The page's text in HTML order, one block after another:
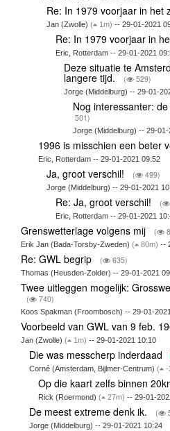
Re: In 1979 voorjaar in het
Jan (Zwolle)( 1m) -- 29-01-2021
Re: In 1979 voorjaar in
Eric, Rotterdam -- 29-01-2021
Deze situatie te
langere tijd. ( 529)
Jorge (Middelburg) -- 29-01-
Nog interessanter:
501)
Jorge (Middelburg) -- 29-01-
1996 is misschien een beter
Eric, Rotterdam -- 29-01-2021 09:52
Ja, groot verschil! ( 499)
Jorge (Middelburg) -- 29-01-2021
Re: Ja, groot verschil! (
Eric, Rotterdam -- 29-01-2021
Grenswetterlage volgens mij (
Erik Jan (Bada-Torsby-Zweden) ( 80m) --
Re: GWL begrip ( 635)
Thomas (Heusden-Zolder) -- 29-01-2021
Twee uitleggen mogelijk:
( 740)
Koos Spakman (Froombosch) -- 29-01-
Voorbeeld van GWL van 9 feb.
Jan (Zwolle) ( 1m) -- 29-01-2021 10:10
Die was messcherp inderdaad
Corné (Amsterdam, Bijlmer-Centrum)( -
Op die kaart zelfs binnen
Rick (Roermond) ( 27m) -- 29-01-
De meest extreme denk ik. (
Jorge (Middelburg) -- 29-01-2021 10:24